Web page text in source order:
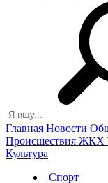
Главная Новости
Происшествия ЖКХ
Культура
Спорт